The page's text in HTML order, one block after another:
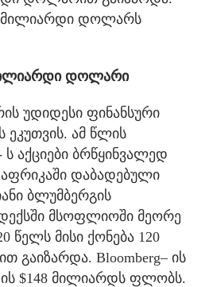
მილიარდი დოლარს
დოლარი
უდიდესი ფინანსური
ეკუთვის. ამ წლის
ს აქციები ბრწყინვალედ
დაბადებული
ბლუმბერგის
მსოფლიოში მეორე
წელს მისი ქონება 120
Bloomberg– ის
ის $148 მილიარდს ფლობს.